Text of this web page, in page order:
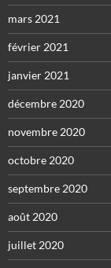
mars 2021
février 2021
janvier 2021
décembre 2020
novembre 2020
octobre 2020
septembre 2020
août 2020
juillet 2020